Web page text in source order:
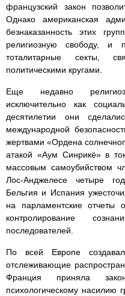
французский закон
Однако американская
безнаказанность этих
религиозную свободу, и
тоталитарные секты,
политическими кругами.
Еще недавно
исключительно как
десятилетии они
международной
жертвами «Ордена
атакой «Аум Синрикё» в
массовым самоубийством
Лос-Анджелесе четыре
Бельгия и Испания
на парламентские отчеты
контролирование
последователей.
По всей Европе
отслеживающие
Франция приняла
психологическому насилию